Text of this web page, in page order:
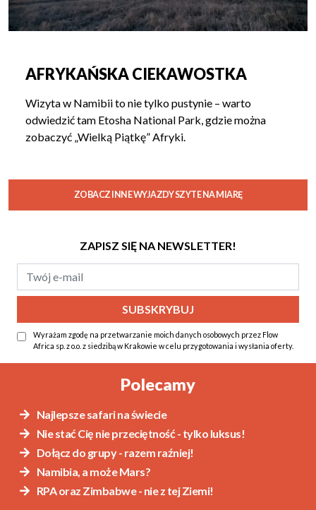
AFRYKAŃSKA CIEKAWOSTKA
Wizyta w Namibii to nie tylko pustynie – warto
odwiedzić tam Etosha National Park, gdzie można
zobaczyć „Wielką Piątkę” Afryki.
ZOBACZ INNE WYJAZDY SZYTE NA MIARĘ
ZAPISZ SIĘ NA NEWSLETTER!
Wyrażam zgodę na przetwarzanie moich danych osobowych przez Flow
Africa sp. z o.o. z siedzibą w Krakowie w celu przygotowania i wysłania oferty.
Polecamy
Najlepsze safari na świecie
Nie stać Cię nie przeciętność - tylko luksus!
Dołącz do grupy - razem raźniej!
Namibia, a może Mars?
RPA oraz Zimbabwe - nie z tej Ziemi!